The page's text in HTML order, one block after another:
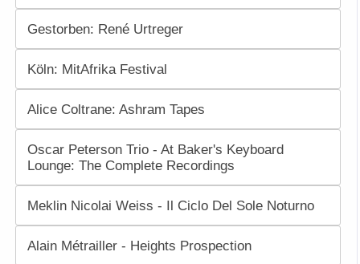
Gestorben: René Urtreger
Köln: MitAfrika Festival
Alice Coltrane: Ashram Tapes
Oscar Peterson Trio - At Baker's Keyboard
Lounge: The Complete Recordings
Meklin Nicolai Weiss - Il Ciclo Del Sole Noturno
Alain Métrailler - Heights Prospection